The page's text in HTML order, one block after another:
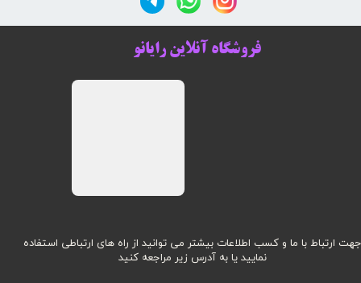
جهت ارتباط با ما و کسب اطلاعات بیشتر می توانید از راه های ارتباطی استفاده
نمایید یا به آدرس زیر مراجعه کنید
فروشگاه آنلاین رایانو